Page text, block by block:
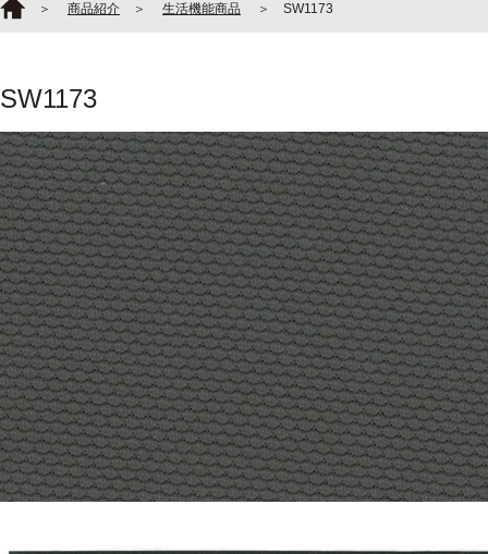
＞ 商品紹介 ＞ 生活機能商品 ＞ SW1173
SW1173